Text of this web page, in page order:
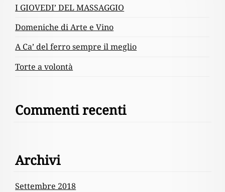
I GIOVEDI’ DEL MASSAGGIO
Domeniche di Arte e Vino
A Ca’ del ferro sempre il meglio
Torte a volontà
Commenti recenti
Archivi
Settembre 2018